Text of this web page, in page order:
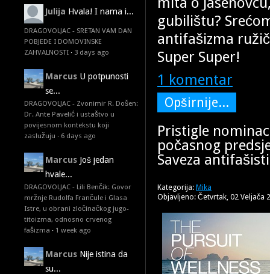
Julija Hvala! I nama i...
DRAGOVOLJAC - SRETAN VAM DAN
POBJEDE I DOMOVINSKE
ZAHVALNOSTI · 3 days ago
Marcus U potpunosti
se...
DRAGOVOLJAC - Zvonimir R. Došen:
Dr. Ante Pavelić i ustaštvo u
povijesnom kontekstu koji
zaslužuju · 6 days ago
Marcus Još jedan
hvale...
DRAGOVOLJAC - Lili Benčik: Govor
mržnje Rudolfa Frančule i Glasa
Istre, u obrani zločinačkog jugo-
titoizma, odnosno crvenog
fašizma · 1 week ago
Marcus Nije istina da
su...
gubilištu?
antifašizma
Super Super!
1 komentar
Opširnije...
Pristigle
počasnog
Saveza
Kategorija: Mika
Objavljeno: Četvrtak, 02 Veljača